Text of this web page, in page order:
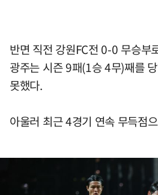
반면 직전 강원FC전 0-0 무승부
광주는 시즌 9패(1승 4무)째를
못했다.
아울러 최근 4경기 연속 무득점